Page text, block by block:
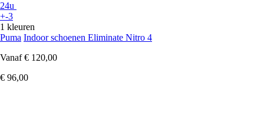
24u
+-3
1 kleuren
Puma Indoor schoenen Eliminate Nitro 4
Vanaf € 120,00
€ 96,00